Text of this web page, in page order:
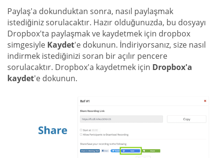
Paylaş'a dokunduktan sonra, nasıl paylaşmak
istediğiniz sorulacaktır. Hazır olduğunuzda, bu dosyayı
Dropbox'ta paylaşmak ve kaydetmek için dropbox
simgesiyle Kaydet'e dokunun. İndiriyorsanız, size nasıl
indirmek istediğinizi soran bir açılır pencere
sorulacaktır. Dropbox'a kaydetmek için Dropbox'a
kaydet'e dokunun.